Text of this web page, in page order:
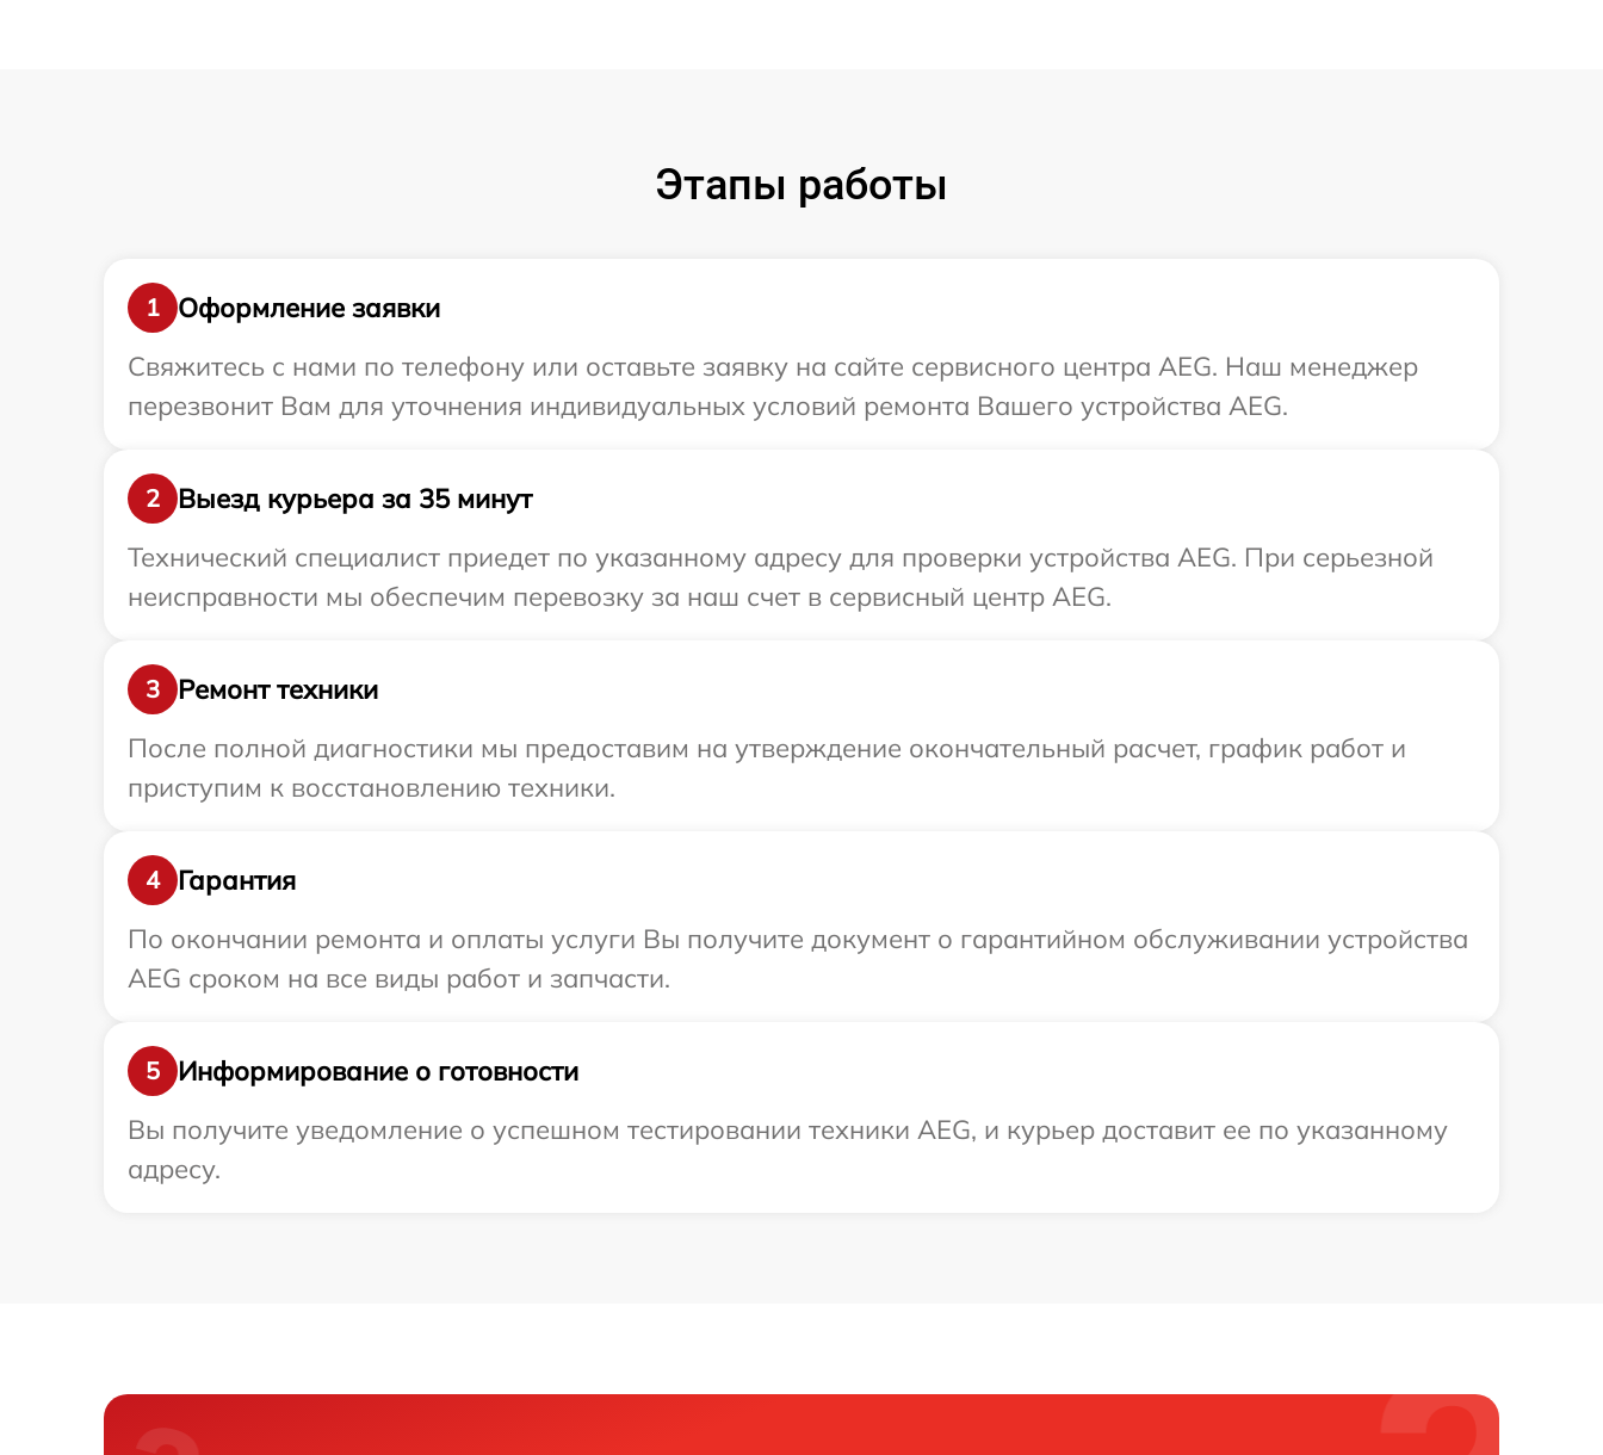
Этапы работы
1
Оформление заявки
Свяжитесь с нами по телефону или оставьте заявку на сайте сервисного центра AEG. Наш менеджер
перезвонит Вам для уточнения индивидуальных условий ремонта Вашего устройства AEG.
2
Выезд курьера за 35 минут
Технический специалист приедет по указанному адресу для проверки устройства AEG. При серьезной
неисправности мы обеспечим перевозку за наш счет в сервисный центр AEG.
3
Ремонт техники
После полной диагностики мы предоставим на утверждение окончательный расчет, график работ и
приступим к восстановлению техники.
4
Гарантия
По окончании ремонта и оплаты услуги Вы получите документ о гарантийном обслуживании устройства
AEG сроком на все виды работ и запчасти.
5
Информирование о готовности
Вы получите уведомление о успешном тестировании техники AEG, и курьер доставит ее по указанному
адресу.